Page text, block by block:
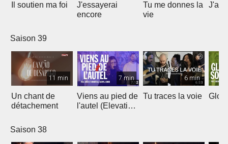
Il soutien ma foi
J'essayerai
encore
Tu me donnes la
vie
J'ai
Saison 39
11 min
Un chant de
détachement
7 min
Viens au pied de
l'autel (Elevation
6 min
Tu traces la voie
Saison 38